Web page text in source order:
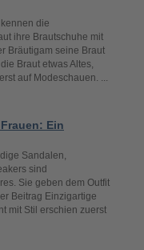
die
ihre Brautschuhe mit
Bräutigam seine Braut
Braut etwas Altes,
auf Modeschauen. ...
Ein
Sandalen,
sind
Sie geben dem Outfit
Beitrag Einzigartige
mit Stil erschien zuerst